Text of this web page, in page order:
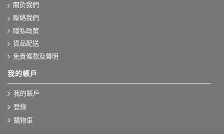
關於我們
聯絡我們
隱私政策
貨品配送
免責條款及聲明
我的帳戶
我的賬戶
登錄
購物車